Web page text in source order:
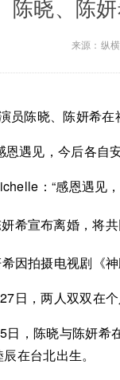
陈晓、陈
来源：纵
员陈晓、陈妍希在
恩遇见，今后各自
：“感恩遇见
因拍摄电视剧《
日，两人双双在个
日，陈晓与陈妍希
在台北出生。